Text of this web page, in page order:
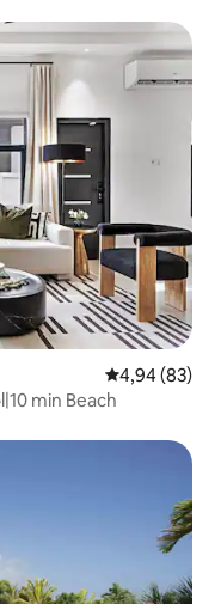
Średnia
4,94 (83)
min Beach